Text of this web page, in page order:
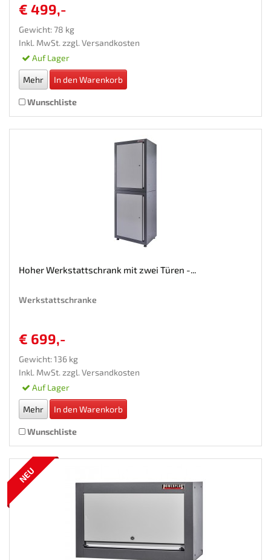
€ 499,-
Gewicht: 78 kg
Inkl. MwSt. zzgl. Versandkosten
Auf Lager
Mehr In den Warenkorb
Wunschliste
Hoher Werkstattschrank mit zwei Türen -...
Werkstattschranke
€ 699,-
Gewicht: 136 kg
Inkl. MwSt. zzgl. Versandkosten
Auf Lager
Mehr In den Warenkorb
Wunschliste
NEU